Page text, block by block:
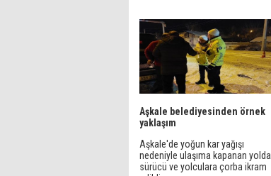
Aşkale belediyesinden örnek
yaklaşım
Aşkale'de yoğun kar yağışı
nedeniyle ulaşıma kapanan yolda
sürücü ve yolculara çorba ikram